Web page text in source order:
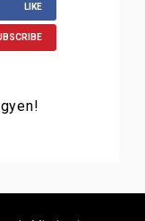
LIKE